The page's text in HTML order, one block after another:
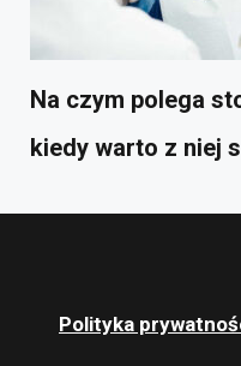
Na czym polega
kiedy warto z niej
Polityka